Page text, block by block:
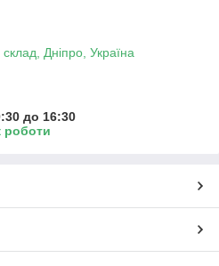
Дніпро, Україна
до 16:30
роботи